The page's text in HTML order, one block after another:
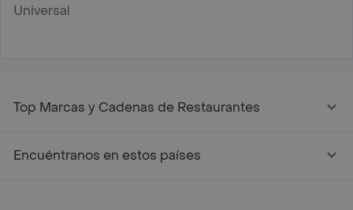
Universal
Top Marcas y Cadenas de Restaurantes
Encuéntranos en estos países